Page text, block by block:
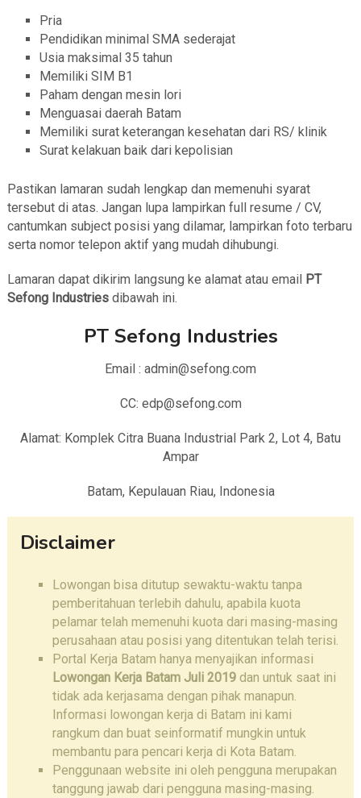
Pria
Pendidikan minimal SMA sederajat
Usia maksimal 35 tahun
Memiliki SIM B1
Paham dengan mesin lori
Menguasai daerah Batam
Memiliki surat keterangan kesehatan dari RS/ klinik
Surat kelakuan baik dari kepolisian
Pastikan lamaran sudah lengkap dan memenuhi syarat
tersebut di atas. Jangan lupa lampirkan full resume / CV,
cantumkan subject posisi yang dilamar, lampirkan foto terbaru
serta nomor telepon aktif yang mudah dihubungi.
Lamaran dapat dikirim langsung ke alamat atau email PT
Sefong Industriesdibawah ini.
PT Sefong Industries
Email : admin@sefong.com
CC: edp@sefong.com
Alamat: Komplek Citra Buana Industrial Park 2, Lot 4, Batu
Ampar
Batam, Kepulauan Riau, Indonesia
Disclaimer
Lowongan bisa ditutup sewaktu-waktu tanpa
pemberitahuan terlebih dahulu, apabila kuota
pelamar telah memenuhi kuota dari masing-masing
perusahaan atau posisi yang ditentukan telah terisi.
Portal Kerja Batam hanya menyajikan informasi
Lowongan Kerja Batam Juli 2019 dan untuk saat ini
tidak ada kerjasama dengan pihak manapun.
Informasi lowongan kerja di Batam ini kami
rangkum dan buat seinformatif mungkin untuk
membantu para pencari kerja di Kota Batam.
Penggunaan website ini oleh pengguna merupakan
tanggung jawab dari pengguna masing-masing.